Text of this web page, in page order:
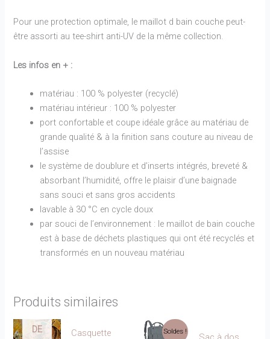
Pour une protection optimale, le maillot d bain couche peut-
être assorti au tee-shirt anti-UV de la même collection.
Les infos en + :
matériau : 100 % polyester (recyclé)
matériau intérieur : 100 % polyester
port confortable et coupe idéale grâce au matériau de
grande qualité & à la finition sans couture au niveau de
l’assise
le système de doublure et d’inserts intégrés, breveté &
absorbant l’humidité, offre le plaisir d’une baignade
sans souci et sans gros accidents
lavable à 30 °C en cycle doux
par souci de l’environnement : le maillot de bain couche
est à base de déchets plastiques qui ont été recyclés et
transformés en un nouveau matériau
Produits similaires
EN
DE
Casquette
Soldes !